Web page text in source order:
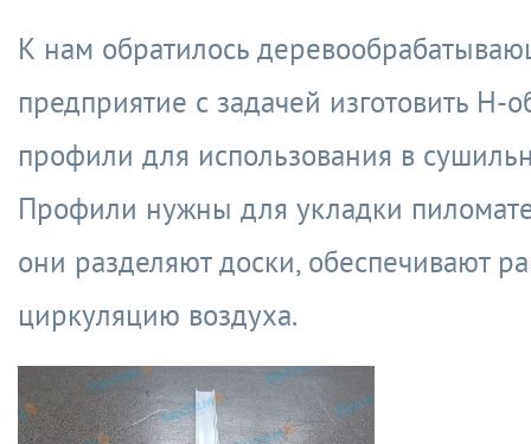
К нам обратилось
предприятие с задачей изготовить H-
профили для использования в
Профили нужны для укладки
они разделяют доски, обеспечивают
циркуляцию воздуха.